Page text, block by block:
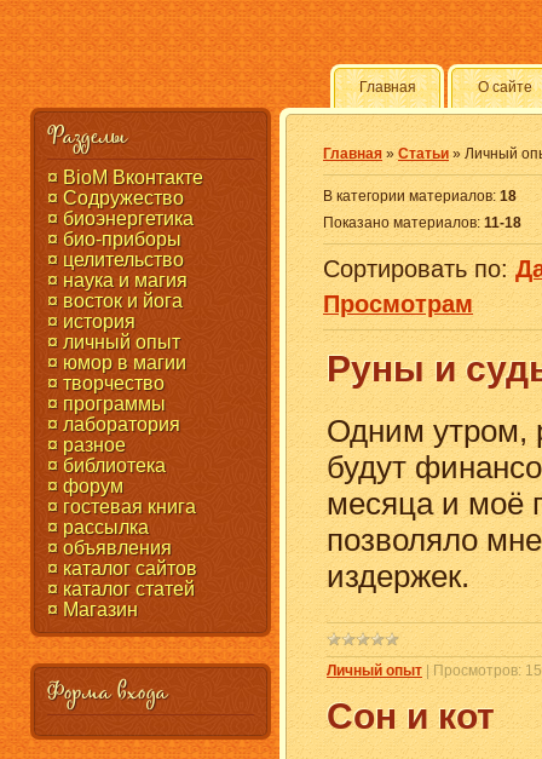
О сайте
Главная
Главная »Статьи» Личный
В категории материалов: 18
Показано материалов:11-18
Сортировать по:
Просмотрам
Руны и
Одним утром,
будут
месяца и моё
позволяло
издержек.
Личный опыт|Просмотров:
Сон и кот
Разделы
¤ BioM Вконтакте
¤ Содружество
¤ биоэнергетика
¤ био-приборы
¤ целительство
¤ наука и магия
¤ восток и йога
¤ история
¤ личный опыт
¤ юмор в магии
¤ творчество
¤ программы
¤ лаборатория
¤ разное
¤ библиотека
¤ форум
¤ гостевая книга
¤ рассылка
¤ объявления
¤ каталог сайтов
¤ каталог статей
¤ Магазин
Форма входа